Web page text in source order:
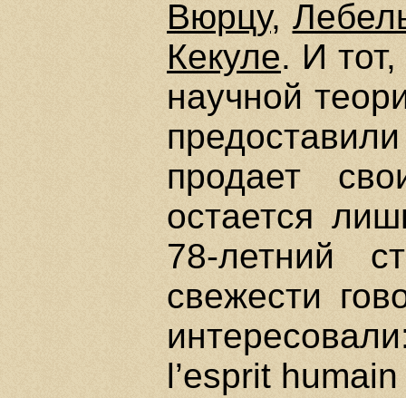
Вюрцу,
Кекуле. И
научной
продает
остается
78-летний
свежести
l’esprit